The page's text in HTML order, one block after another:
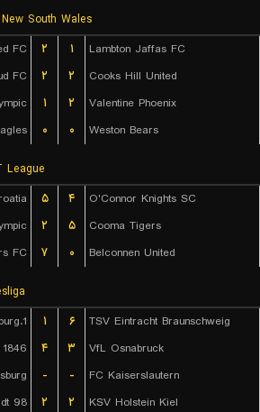
South Wales
FC
۲ ۱
Lambton Jaffas FC
FC
۲ ۲
Cooks Hill United
۱ ۲
Valentine Phoenix
۰ ۰ Weston Bears
League
۵ ۴
O'Connor Knights SC
۲ ۵
Cooma Tigers
FC
۷ ۰ Belconnen United
1.FC Magdeburg
۱ ۶
TSV Eintracht Braunschweig
۴ ۳
VfL Osnabruck
- -
FC Kaiserslautern
98
۲ ۲
KSV Holstein Kiel